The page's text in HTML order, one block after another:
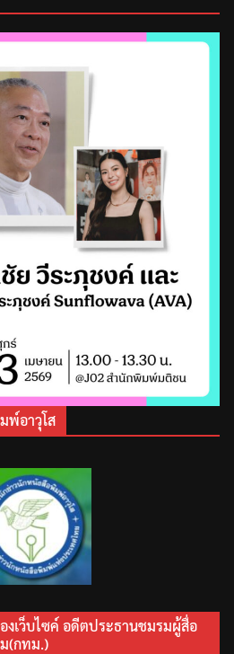
พ์อาวุโส
งเว็บไซค์ อดีตประธานชมรมผู้สื่อ
(กทม.)